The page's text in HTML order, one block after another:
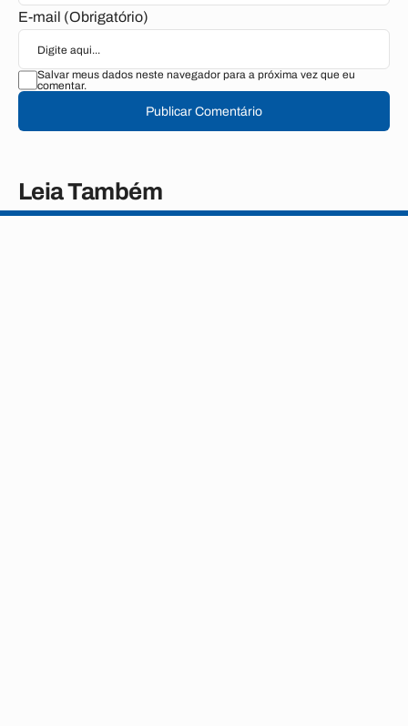
E-mail (Obrigatório)
Salvar meus dados neste navegador para a próxima vez que eu
comentar.
Publicar Comentário
Leia Também